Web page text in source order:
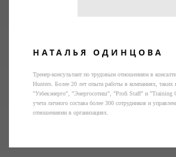
НАТАЛЬЯ ОДИНЦОВА
Тренер-консультант по трудовым отношениям в
Hunters. Более 20 лет опыта работы в компаниях, таких
"Узбекэнерго", "Энергосотиш", "Profi Staff" и "Training
учета личного состава более 300 сотрудников и
отношениями в организациях.